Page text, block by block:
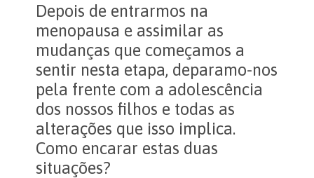
Depois de entrarmos na
menopausa e assimilar as
mudanças que começamos a
sentir nesta etapa, deparamo-nos
pela frente com a adolescência
dos nossos filhos e todas as
alterações que isso implica.
Como encarar estas duas
situações?